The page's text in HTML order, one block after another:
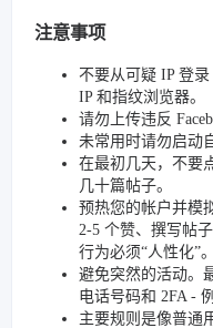
注意事项
不要从可疑 IP 登
IP 和指纹浏览器。
请勿上传违反
未常用时请勿启动
在最初几天，不要
几十篇帖子。
预热您的帐户并模
2-5 个赞、撰写帖子
行为必须“人性化”。
避免突然的活动。
电话号码和 2FA -
主要规则是像普通